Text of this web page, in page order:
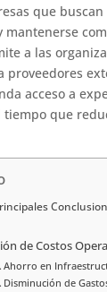
que
mantenerse
a las
proveedores
acceso a
tiempo que
de Costos
Ahorro en
Disminución de